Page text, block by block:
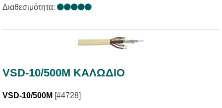
Διαθεσιμότητα:
VSD-10/500Μ ΚΑΛΩΔΙΟ
VSD-10/500M [#4728]